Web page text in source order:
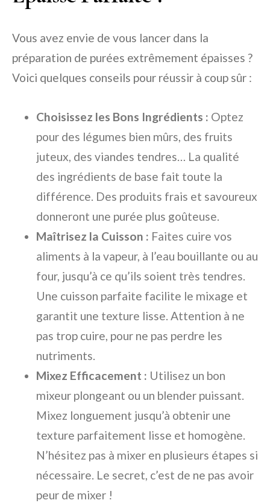
Vous avez envie de vous lancer dans la
préparation de purées extrêmement épaisses ?
Voici quelques conseils pour réussir à coup sûr :
Choisissez les Bons Ingrédients : Optez
pour des légumes bien mûrs, des fruits
juteux, des viandes tendres… La qualité
des ingrédients de base fait toute la
différence. Des produits frais et savoureux
donneront une purée plus goûteuse.
Maîtrisez la Cuisson : Faites cuire vos
aliments à la vapeur, à l’eau bouillante ou au
four, jusqu’à ce qu’ils soient très tendres.
Une cuisson parfaite facilite le mixage et
garantit une texture lisse. Attention à ne
pas trop cuire, pour ne pas perdre les
nutriments.
Mixez Efficacement : Utilisez un bon
mixeur plongeant ou un blender puissant.
Mixez longuement jusqu’à obtenir une
texture parfaitement lisse et homogène.
N’hésitez pas à mixer en plusieurs étapes si
nécessaire. Le secret, c’est de ne pas avoir
peur de mixer !